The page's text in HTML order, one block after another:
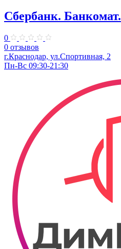
Сбербанк. Банкомат.
0
0 отзывов
г.Краснодар, ул.​Спортивная, 2
Пн-Вс 09:30-21:30